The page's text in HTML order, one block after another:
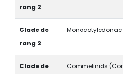
rang 2
Clade de
rang 3
Monocotyledonae
Clade de
Commelinids